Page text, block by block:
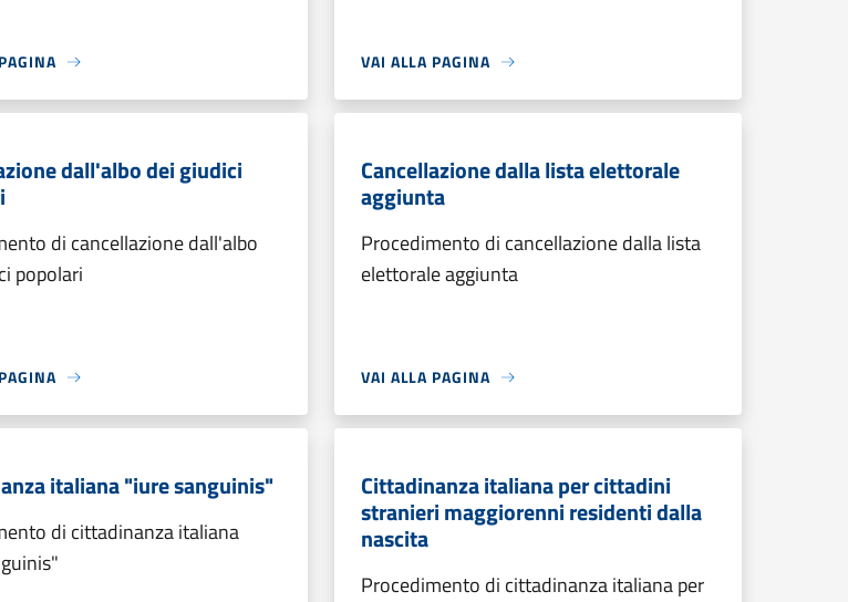
VAI ALLA PAGINA
dall'albo dei giudici
di cancellazione dall'albo
popolari
Cancellazione dalla lista elettorale
aggiunta
Procedimento di cancellazione dalla lista
elettorale aggiunta
VAI ALLA PAGINA
italiana "iure sanguinis"
di cittadinanza italiana
Cittadinanza italiana per cittadini
stranieri maggiorenni residenti dalla
nascita
Procedimento di cittadinanza italiana per